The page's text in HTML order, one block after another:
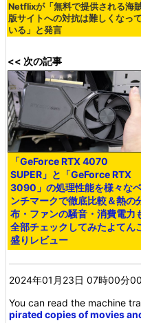
Netflixが「無料で提供される海
版サイトへの対抗は難しくなって
いる」と発言
<< 次の記事
「GeForce RTX 4070
SUPER」と「GeForce RTX
3090」の処理性能を様々な
ンチマークで徹底比較＆熱の
布・ファンの騒音・消費電力
全部チェックしてみたよてん
盛りレビュー
2024年01月23日 07時00分
You can read the machine
pirated copies of movies